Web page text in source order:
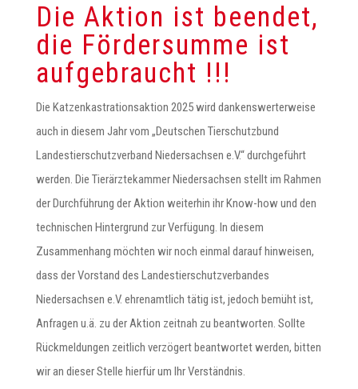
Die Aktion ist beendet,
die Fördersumme ist
aufgebraucht !!!
Die Katzenkastrationsaktion 2025 wird dankenswerterweise
auch in diesem Jahr vom „Deutschen Tierschutzbund
Landestierschutzverband Niedersachsen e.V.“ durchgeführt
werden. Die Tierärztekammer Niedersachsen stellt im Rahmen
der Durchführung der Aktion weiterhin ihr Know-how und den
technischen Hintergrund zur Verfügung. In diesem
Zusammenhang möchten wir noch einmal darauf hinweisen,
dass der Vorstand des Landestierschutzverbandes
Niedersachsen e.V. ehrenamtlich tätig ist, jedoch bemüht ist,
Anfragen u.ä. zu der Aktion zeitnah zu beantworten. Sollte
Rückmeldungen zeitlich verzögert beantwortet werden, bitten
wir an dieser Stelle hierfür um Ihr Verständnis.